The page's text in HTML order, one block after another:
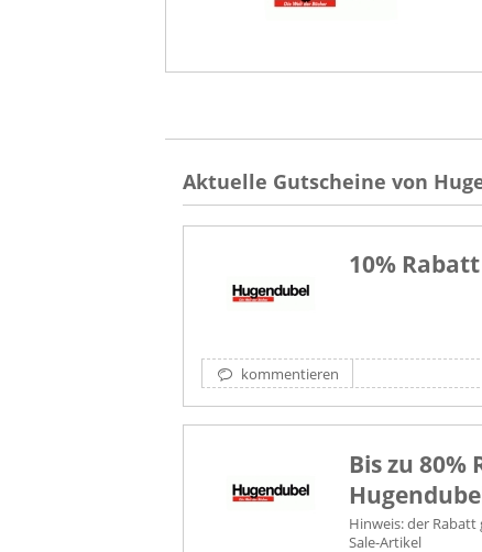
Aktuelle Gutscheine von
10% Rabatt
kommentieren
Bis zu 80%
Hinweis: der
Sale-Artikel